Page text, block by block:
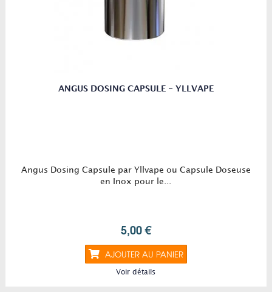
ANGUS DOSING CAPSULE - YLLVAPE
Angus Dosing Capsule par Yllvape ou Capsule Doseuse
en Inox pour le...
5,00 €
AJOUTER AU PANIER
Voir détails